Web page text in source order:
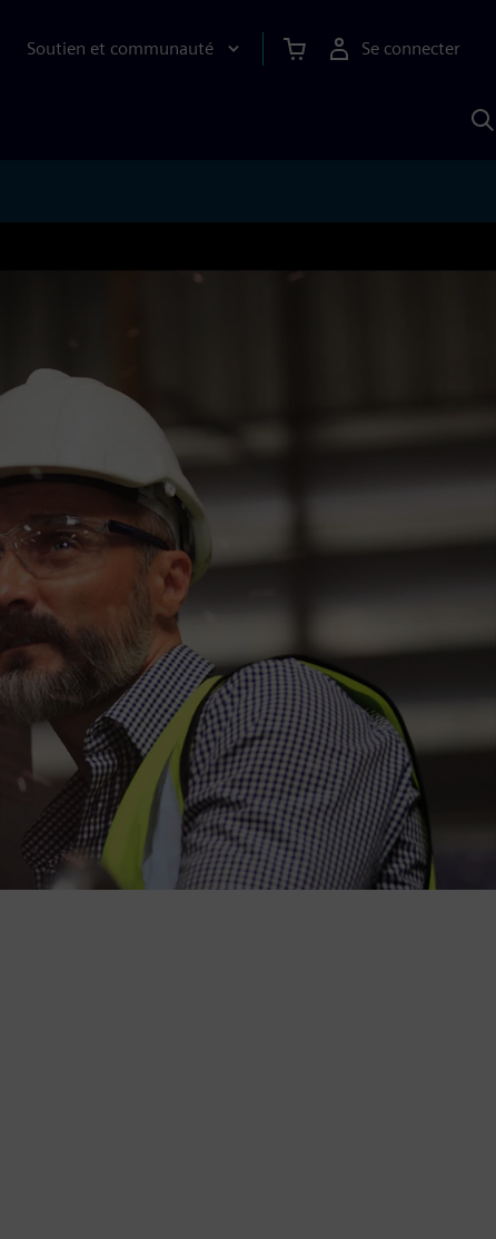
Soutien et communauté Se connecter